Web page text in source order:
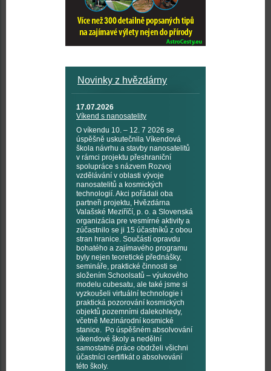
Novinky z hvězdárny
17.07.2026
Víkend s nanosatelity
O víkendu 10. – 12. 7 2026 se
úspěšně uskutečnila Víkendová
škola návrhu a stavby nanosatelitů
v rámci projektu přeshraniční
spolupráce s názvem Rozvoj
vzdělávání v oblasti vývoje
nanosatelitů a kosmických
technologií. Akci pořádali oba
partneři projektu, Hvězdárna
Valašské Meziříčí, p. o. a Slovenská
organizácia pre vesmírné aktivity a
zúčastnilo se ji 15 účastníků z obou
stran hranice. Součástí opravdu
bohatého a zajímavého programu
byly nejen teoretické přednášky,
semináře, praktické činnosti se
složením Schoolsatů – výukového
modelu cubesatu, ale také jsme si
vyzkoušeli virtuální technologie i
praktická pozorování kosmických
objektů pozemními dalekohledy,
včetně Mezinárodní kosmické
stanice. Po úspěšném absolvování
víkendové školy a nedělní
samostatné práce obdrželi všichni
účastníci certifikát o absolvování
této školy.